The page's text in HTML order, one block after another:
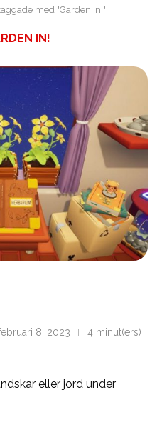
med "Garden in!"
IN!
8, 2023
4 minut(ers)
eller jord under